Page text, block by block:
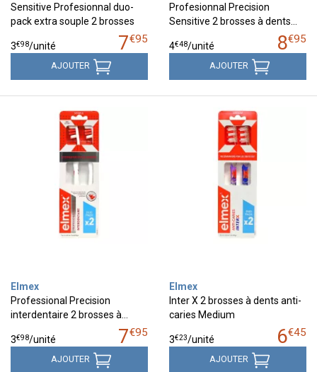
Sensitive Profesionnal duo-
pack extra souple 2 brosses
7€95
3€98/unité
AJOUTER
Profesionnal Precision
Sensitive 2 brosses à dents…
8€95
4€48/unité
AJOUTER
Elmex
Professional Precision
interdentaire 2 brosses à…
7€95
3€98/unité
AJOUTER
Elmex
Inter X 2 brosses à dents anti-
caries Medium
6€45
3€23/unité
AJOUTER